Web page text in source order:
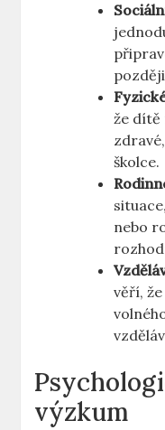
že dítě
školce.
nebo
věří,
výzkum